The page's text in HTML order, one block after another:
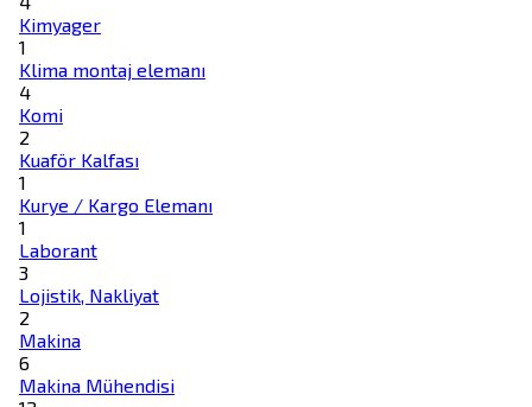
Kimyager
1
Klima montaj elemanı
4
Komi
2
Kuaför Kalfası
1
Kurye / Kargo Elemanı
1
Laborant
3
Lojistik, Nakliyat
2
Makina
6
Makina Mühendisi